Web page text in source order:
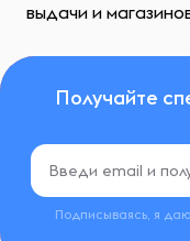
выдачи и
Получайте
Подписываясь, я